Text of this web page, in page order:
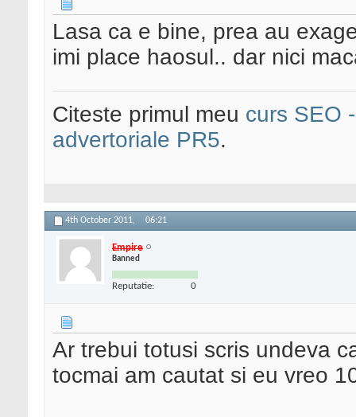
Lasa ca e bine, prea au
imi place haosul.. dar nici
Citeste primul meu curs SEO
advertoriale PR5.
4th October 2011, 06:21
Empire
Banned
Reputatie: 0
Ar trebui totusi scris undeva
tocmai am cautat si eu vreo